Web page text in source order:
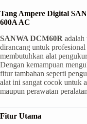
Tang Ampere Digital
600A AC
SANWA DCM60R adalah
dirancang untuk
membutuhkan alat
Dengan kemampuan
fitur tambahan seperti
alat ini sangat cocok untuk
maupun perawatan
Fitur Utama